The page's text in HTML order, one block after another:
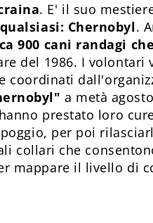
. E' il suo
Chernobyl.
900 cani randagi
del 1986. I
coordinati
a metà
prestato loro
per poi
collari che
mappare il livello di